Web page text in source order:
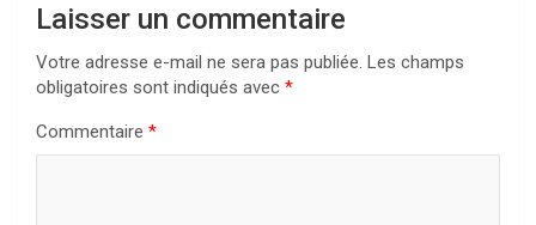
Laisser un commentaire
Votre adresse e-mail ne sera pas publiée. Les champs
obligatoires sont indiqués avec *
Commentaire *